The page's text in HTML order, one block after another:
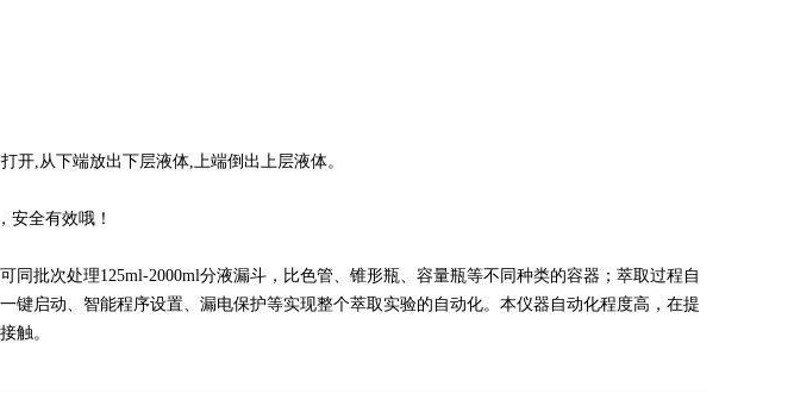
,从下端放出下层液体,上端倒出上层液体。
全有效哦！
批次处理125ml-2000ml分液漏斗，比色管、锥形瓶、容量瓶等不同种类的容器；萃取过程自
键启动、智能程序设置、漏电保护等实现整个萃取实验的自动化。本仪器自动化程度高，在提
触。